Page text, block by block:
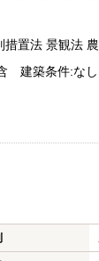
置法 景観法
建築条件:な